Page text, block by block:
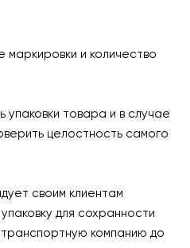
маркировки и количество
товара и в случае
целостность самого
своим клиентам
для сохранности
компанию до